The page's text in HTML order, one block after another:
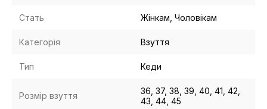
Стать Жінкам, Чоловікам
Категорія Взуття
Тип Кеди
Розмір взуття
36, 37, 38, 39, 40, 41, 42,
43, 44, 45